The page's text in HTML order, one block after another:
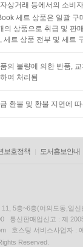
상거래 등에서의 소비
세트 상품은 일괄 구
의 상품으로 취급 및 판
세트 상품 전부 및 세트
의 불량에 의한 반품,
여 처리됨
환불 및 환불 지연에
보호정책 도서홍보안내
5층~6층(여의도동,일신
통신판매업신고 : 제
호스팅 서비스사업자 :
Reserved.